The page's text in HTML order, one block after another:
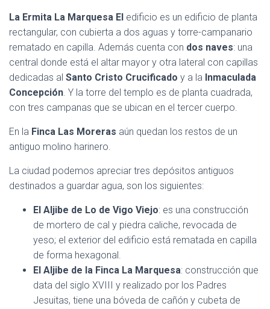
La Ermita La Marquesa El edificio es un edificio de planta
rectangular, con cubierta a dos aguas y torre-campanario
rematado en capilla. Además cuenta con dos naves: una
central donde está el altar mayor y otra lateral con capillas
dedicadas al Santo Cristo Crucificado y a la Inmaculada
Concepción. Y la torre del templo es de planta cuadrada,
con tres campanas que se ubican en el tercer cuerpo.
En la Finca Las Moreras aún quedan los restos de un
antiguo molino harinero.
La ciudad podemos apreciar tres depósitos antiguos
destinados a guardar agua, son los siguientes:
El Aljibe de Lo de Vigo Viejo: es una construcción
de mortero de cal y piedra caliche, revocada de
yeso; el exterior del edificio está rematada en capilla
de forma hexagonal.
El Aljibe de la Finca La Marquesa: construcción que
data del siglo XVIII y realizado por los Padres
Jesuitas, tiene una bóveda de cañón y cubeta de